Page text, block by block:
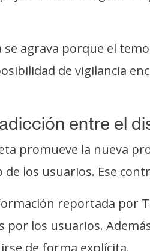
se agrava porque el
de vigilancia
entre el
promueve la nueva
de los usuarios. Ese
reportada por
por los usuarios.
de forma explícita.